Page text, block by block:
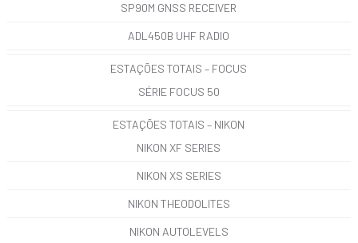
SP90M GNSS RECEIVER
ADL450B UHF RADIO
ESTAÇÕES TOTAIS – FOCUS
SÉRIE FOCUS 50
ESTAÇÕES TOTAIS – NIKON
NIKON XF SERIES
NIKON XS SERIES
NIKON THEODOLITES
NIKON AUTOLEVELS